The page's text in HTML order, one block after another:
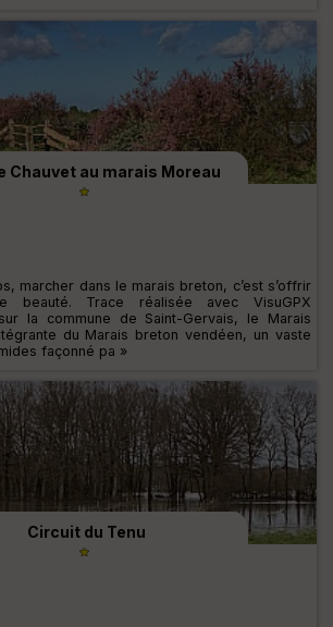
Chauvet au marais Moreau
marcher dans le marais breton, c’est s’offrir
beauté. Trace réalisée avec VisuGPX
la commune de Saint-Gervais, le Marais
du Marais breton vendéen, un vaste
façonné pa »
Circuit du Tenu